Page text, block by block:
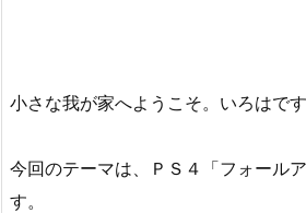
小さな我が家へようこそ。いろはです
今回のテーマは、ＰＳ４「フォール
す。